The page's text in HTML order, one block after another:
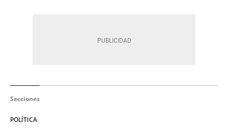
Secciones
POLÍTICA